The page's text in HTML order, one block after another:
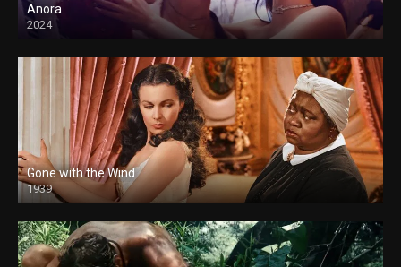
Anora
2024
Gone with the Wind
1939